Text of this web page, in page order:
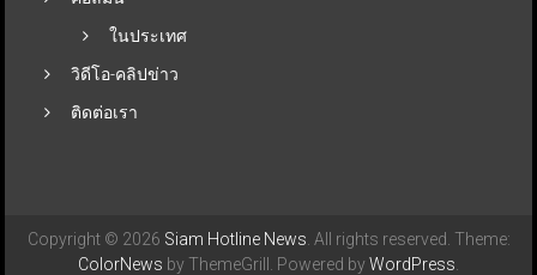
ในประเทศ
วิดีโอ-คลิปข่าว
ติดต่อเรา
Copyright © 2026 Siam Hotline News . All rights reserved. Theme:
ColorNews by ThemeGrill. Powered byWordPress